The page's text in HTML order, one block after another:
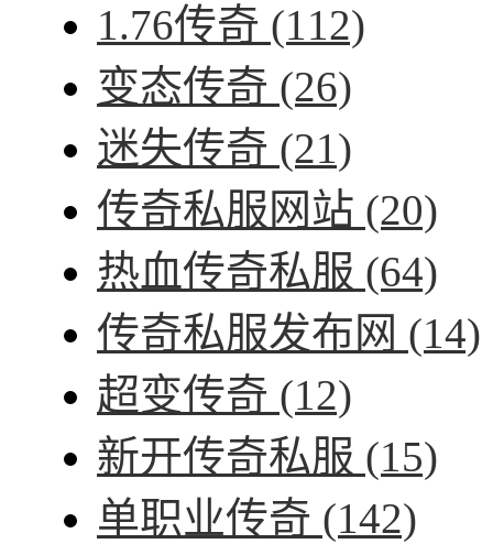
1.76传奇 (112)
变态传奇 (26)
迷失传奇 (21)
传奇私服网站 (20)
热血传奇私服 (64)
传奇私服发布网 (14)
超变传奇 (12)
新开传奇私服 (15)
单职业传奇 (142)